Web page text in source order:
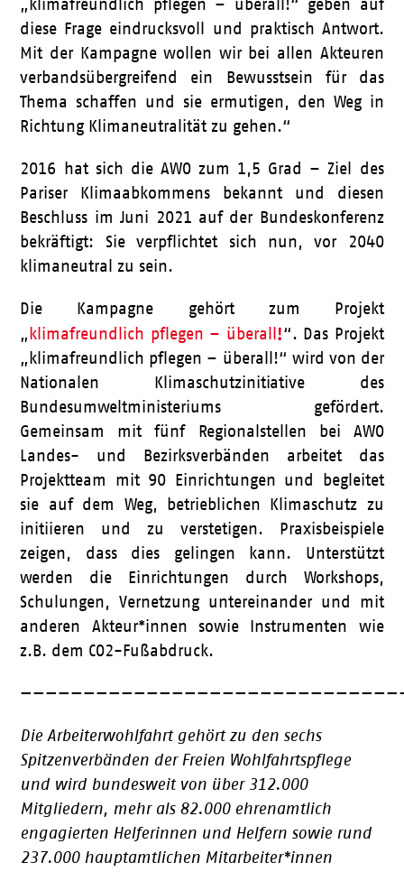
„klimafreundlich pflegen – überall!“ geben auf
diese Frage eindrucksvoll und praktisch Antwort.
Mit der Kampagne wollen wir bei allen Akteuren
verbandsübergreifend ein Bewusstsein für das
Thema schaffen und sie ermutigen, den Weg in
Richtung Klimaneutralität zu gehen.“
2016 hat sich die AWO zum 1,5 Grad – Ziel des
Pariser Klimaabkommens bekannt und diesen
Beschluss im Juni 2021 auf der Bundeskonferenz
bekräftigt: Sie verpflichtet sich nun, vor 2040
klimaneutral zu sein.
Die Kampagne gehört zum Projekt
„ klimafreundlich pflegen – überall !“. Das Projekt
„klimafreundlich pflegen – überall!“ wird von der
Nationalen Klimaschutzinitiative des
Bundesumweltministeriums gefördert.
Gemeinsam mit fünf Regionalstellen bei AWO
Landes- und Bezirksverbänden arbeitet das
Projektteam mit 90 Einrichtungen und begleitet
sie auf dem Weg, betrieblichen Klimaschutz zu
initiieren und zu verstetigen. Praxisbeispiele
zeigen, dass dies gelingen kann. Unterstützt
werden die Einrichtungen durch Workshops,
Schulungen, Vernetzung untereinander und mit
anderen Akteur*innen sowie Instrumenten wie
z.B. dem CO2-Fußabdruck.
Die Arbeiterwohlfahrt gehört zu den sechs
Spitzenverbänden der Freien Wohlfahrtspflege
und wird bundesweit von über 312.000
Mitgliedern, mehr als 82.000 ehrenamtlich
engagierten Helferinnen und Helfern sowie rund
237.000 hauptamtlichen Mitarbeiter*innen